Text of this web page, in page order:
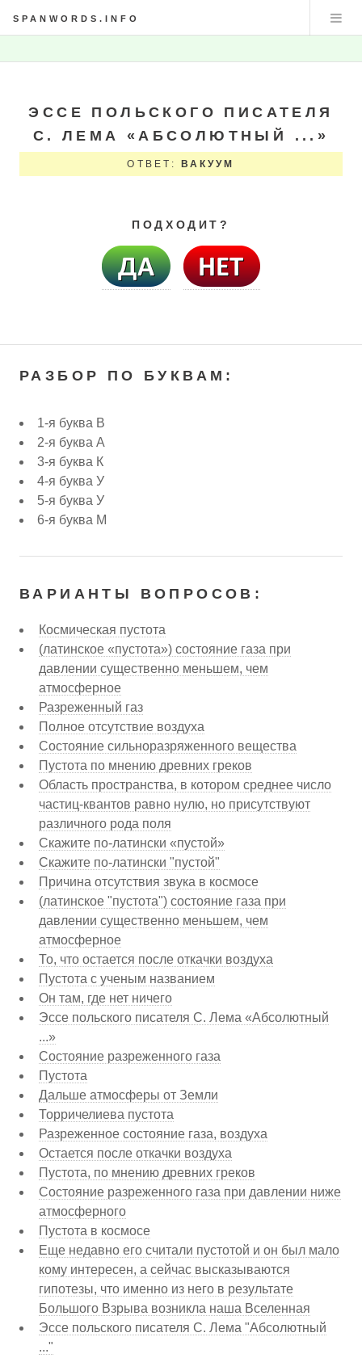
SPANWORDS.INFO
ЭССЕ ПОЛЬСКОГО ПИСАТЕЛЯ
С. ЛЕМА «АБСОЛЮТНЫЙ ...»
ОТВЕТ: ВАКУУМ
ПОДХОДИТ?
РАЗБОР ПО БУКВАМ:
1-я буква В
2-я буква А
3-я буква К
4-я буква У
5-я буква У
6-я буква М
ВАРИАНТЫ ВОПРОСОВ:
Космическая пустота
(латинское «пустота») состояние газа при
давлении существенно меньшем, чем
атмосферное
Разреженный газ
Полное отсутствие воздуха
Состояние сильноразряженного вещества
Пустота по мнению древних греков
Область пространства, в котором среднее число
частиц-квантов равно нулю, но присутствуют
различного рода поля
Скажите по-латински «пустой»
Скажите по-латински "пустой"
Причина отсутствия звука в космосе
(латинское "пустота") состояние газа при
давлении существенно меньшем, чем
атмосферное
То, что остается после откачки воздуха
Пустота с ученым названием
Он там, где нет ничего
Эссе польского писателя С. Лема «Абсолютный
...»
Состояние разреженного газа
Пустота
Дальше атмосферы от Земли
Торричелиева пустота
Разреженное состояние газа, воздуха
Остается после откачки воздуха
Пустота, по мнению древних греков
Состояние разреженного газа при давлении ниже
атмосферного
Пустота в космосе
Еще недавно его считали пустотой и он был мало
кому интересен, а сейчас высказываются
гипотезы, что именно из него в результате
Большого Взрыва возникла наша Вселенная
Эссе польского писателя С. Лема "Абсолютный
..."